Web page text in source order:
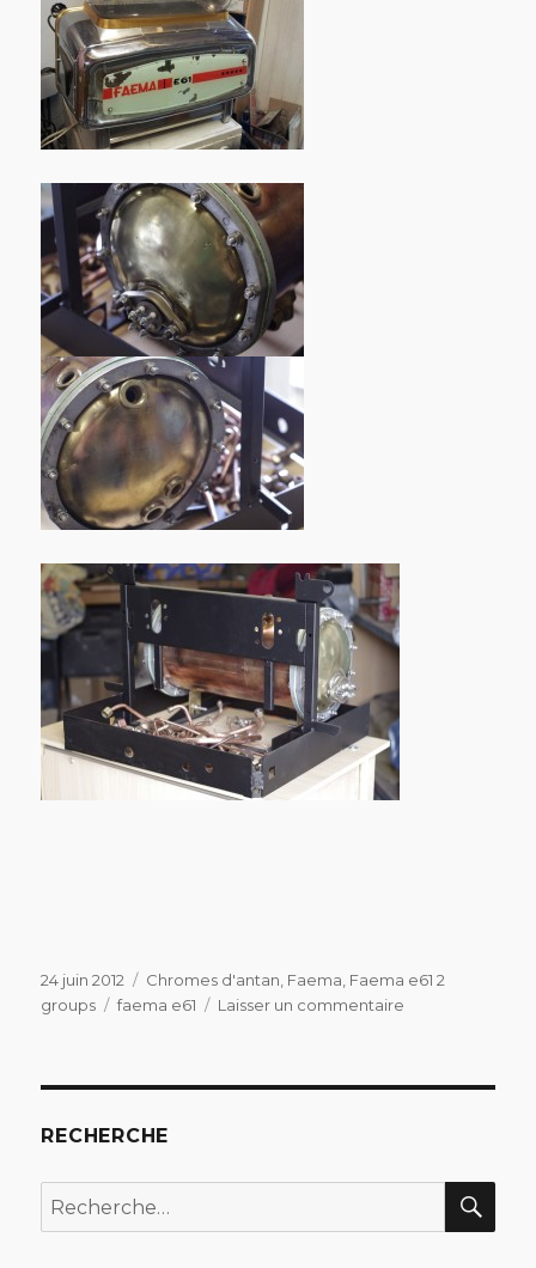
Publié
le
24 juin 2012 Catégories
Chromes d'antan, Faema, Faema e61 2
groups
Étiquettes
faema e61 Laisser un commentaire
RECHERCHE
Recherche
pour